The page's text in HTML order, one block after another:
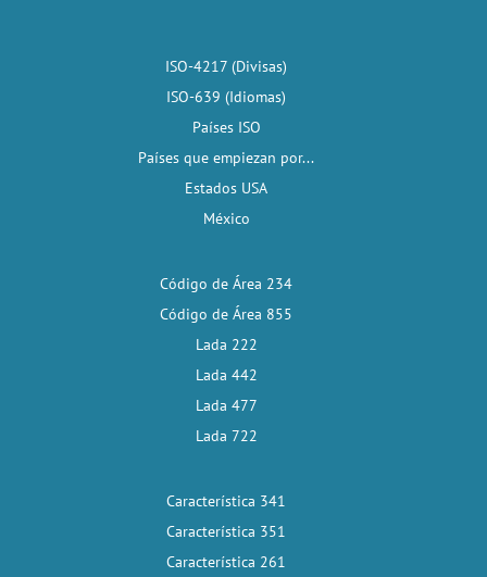
ISO-4217 (Divisas)
ISO-639 (Idiomas)
Países ISO
Países que empiezan por...
Estados USA
México
Código de Área 234
Código de Área 855
Lada 222
Lada 442
Lada 477
Lada 722
Característica 341
Característica 351
Característica 261